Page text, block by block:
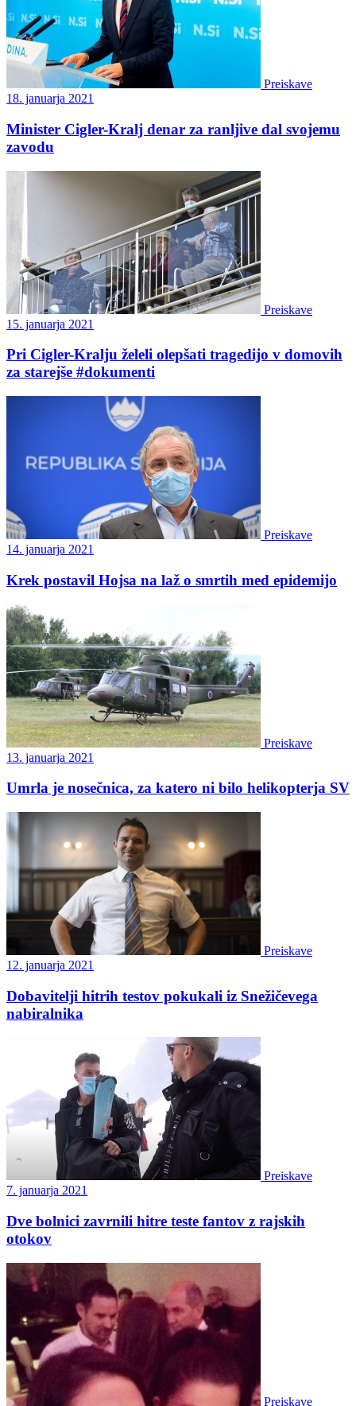
Preiskave
18. januarja 2021
Minister Cigler-Kralj denar za ranljive dal svojemu
zavodu
Preiskave
15. januarja 2021
Pri Cigler-Kralju želeli olepšati tragedijo v domovih
za starejše #dokumenti
Preiskave
14. januarja 2021
Krek postavil Hojsa na laž o smrtih med epidemijo
Preiskave
13. januarja 2021
Umrla je nosečnica, za katero ni bilo helikopterja SV
Preiskave
12. januarja 2021
Dobavitelji hitrih testov pokukali iz Snežičevega
nabiralnika
Preiskave
7. januarja 2021
Dve bolnici zavrnili hitre teste fantov z rajskih
otokov
Preiskave